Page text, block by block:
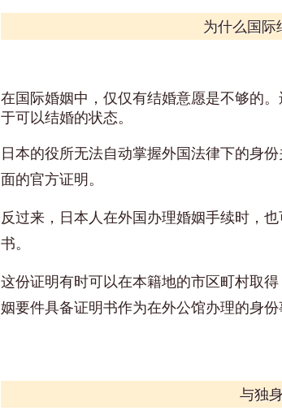
为什么国际
在国际婚姻中，仅仅有结婚意愿是不够的
于可以结婚的状态。
日本的役所无法自动掌握外国法律下的身
面的官方证明。
反过来，日本人在外国办理婚姻手续时，
书。
这份证明有时可以在本籍地的市区町村取
姻要件具备证明书作为在外公馆办理的身份
与独